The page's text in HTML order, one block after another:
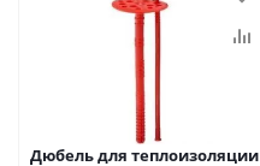
Дюбель для теплоизоляции